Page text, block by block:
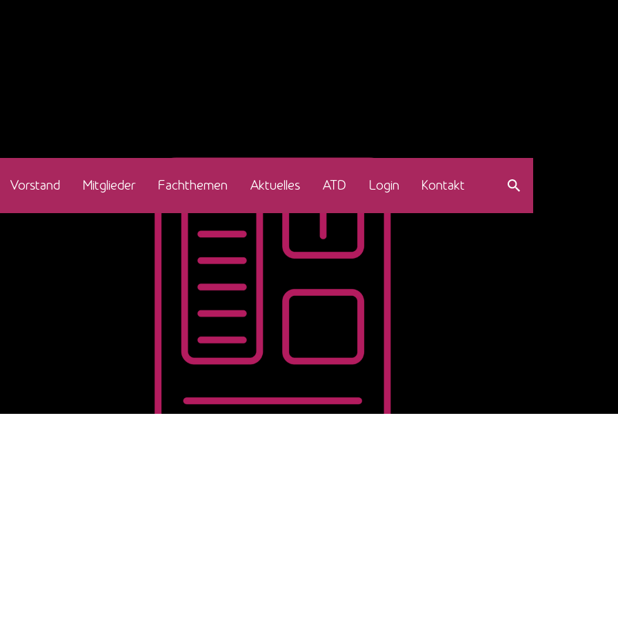
Vorstand Mitglieder Fachthemen Aktuelles ATD Login Kontakt